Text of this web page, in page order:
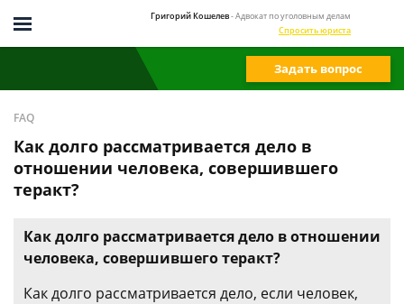
Григорий Кошелев- Адвокат по уголовным делам
Спросить юриста
Задать вопрос
FAQ
Как долго рассматривается дело в
отношении человека, совершившего
теракт?
Как долго рассматривается дело в отношении
человека, совершившего теракт?
Как долго рассматривается дело, если человек,